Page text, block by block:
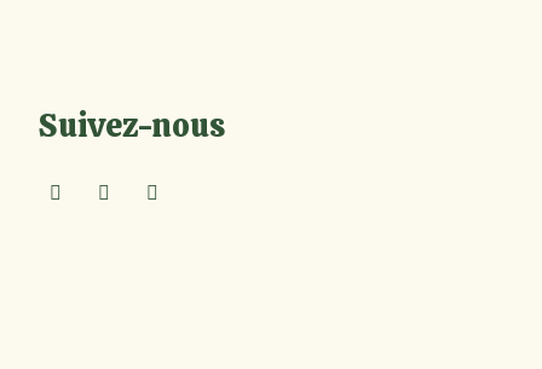
Suivez-nous